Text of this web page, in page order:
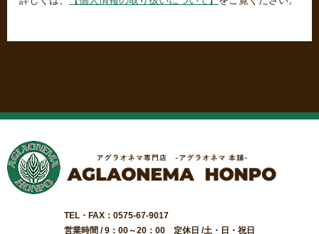
TEL・FAX：0575-67-9017
営業時間 / 9：00～20：00 定休日 /土・日・祝日